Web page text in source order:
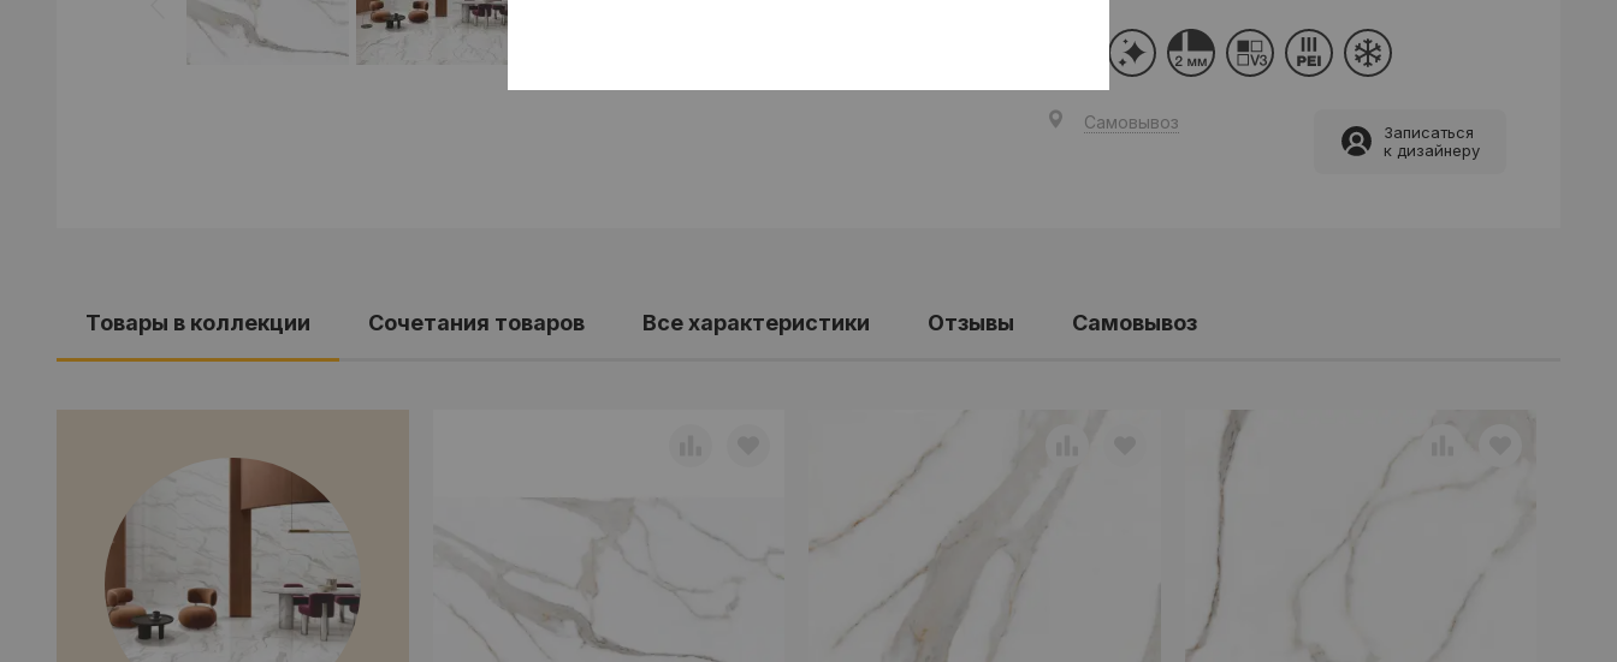
Самовывоз
Записаться
к дизайнеру
Товары в коллекции Cочетания товаров Все характеристики Отзывы Самовывоз